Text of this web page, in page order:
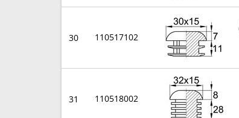
30 110517102
31 110518002